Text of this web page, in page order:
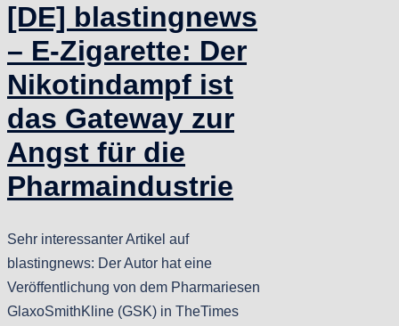
[DE] blastingnews
– E-Zigarette: Der
Nikotindampf ist
das Gateway zur
Angst für die
Pharmaindustrie
Sehr interessanter Artikel auf
blastingnews: Der Autor hat eine
Veröffentlichung von dem Pharmariesen
GlaxoSmithKline (GSK) in TheTimes